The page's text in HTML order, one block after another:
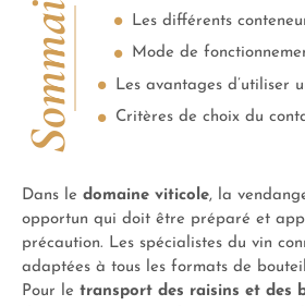
Sommaire
Les différents
Dans le domaine viticole, la
opportun qui doit être préparé et
précaution. Les spécialistes du vin
adaptées à tous les formats de
Pour le transport des raisins et des